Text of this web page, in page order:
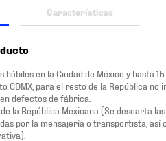
Características
hábiles en la Ciudad de México y hasta
CDMX, para el resto de la República no
defectos de fábrica.
la República Mexicana (Se descarta
por la mensajería o transportista,